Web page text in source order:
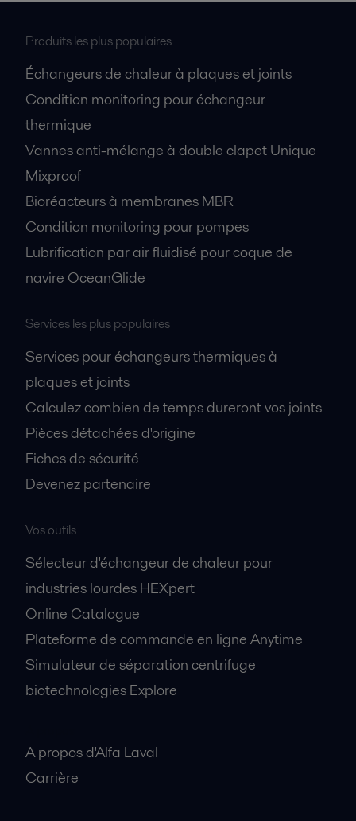
Produits les plus populaires
Échangeurs de chaleur à plaques et joints
Condition monitoring pour échangeur
thermique
Vannes anti-mélange à double clapet Unique
Mixproof
Bioréacteurs à membranes MBR
Condition monitoring pour pompes
Lubrification par air fluidisé pour coque de
navire OceanGlide
Services les plus populaires
Services pour échangeurs thermiques à
plaques et joints
Calculez combien de temps dureront vos joints
Pièces détachées d'origine
Fiches de sécurité
Devenez partenaire
Vos outils
Sélecteur d'échangeur de chaleur pour
industries lourdes HEXpert
Online Catalogue
Plateforme de commande en ligne Anytime
Simulateur de séparation centrifuge
biotechnologies Explore
A propos d'Alfa Laval
Carrière